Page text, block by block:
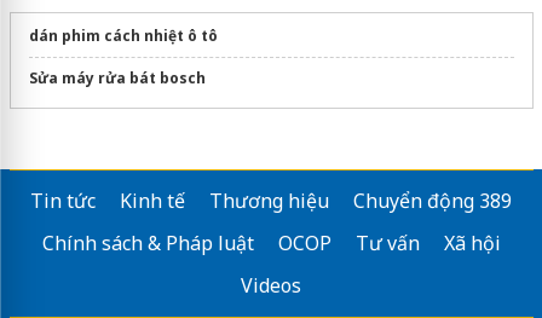
dán phim cách nhiệt ô tô
Sửa máy rửa bát bosch
Tin tức Kinh tế Thương hiệu
Chuyển động 389
Chính sách & Pháp luật
OCOP Tư vấn
Xã hội
Videos